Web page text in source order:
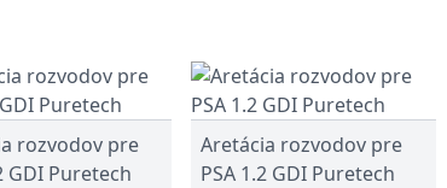
rozvodov pre
GDI Puretech
Aretácia rozvodov pre
PSA 1.2 GDI Puretech